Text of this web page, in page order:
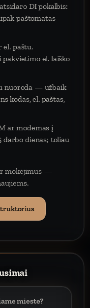
DI pokalbis:
paštomatas
paštu.
el. laiško
nuoroda — užbaik
kodas, el. paštas,
ar modemas į
dienas; toliau
mokėjimus —
mieste?